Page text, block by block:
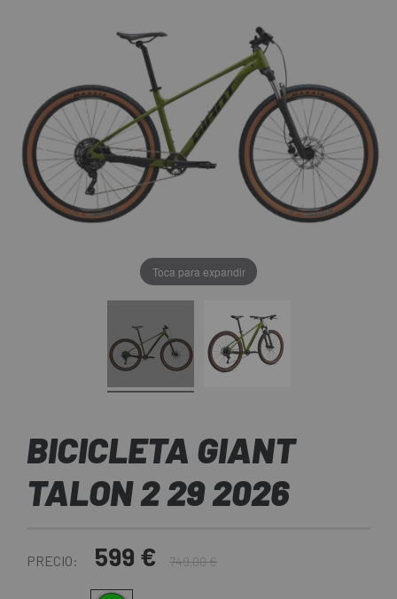
Toca para expandir
BICICLETA GIANT
TALON 2 29 2026
PRECIO: 599 € 749,00 €